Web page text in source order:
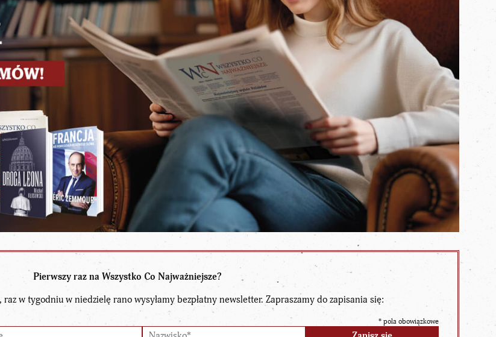
Pierwszy raz na Wszystko Co Najważniejsze?
w tygodniu w niedzielę rano wysyłamy bezpłatny newsletter. Zapraszamy do zapisania się:
*pola obowiązkowe